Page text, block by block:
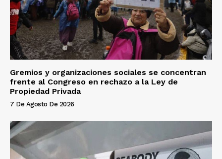
Gremios y organizaciones sociales se concentran
frente al Congreso en rechazo a la Ley de
Propiedad Privada
7 De Agosto De 2026